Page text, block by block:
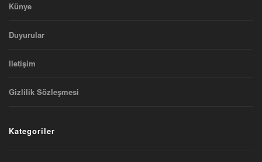
Künye
Duyurular
Iletişim
Gizlilik Sözleşmesi
Kategoriler